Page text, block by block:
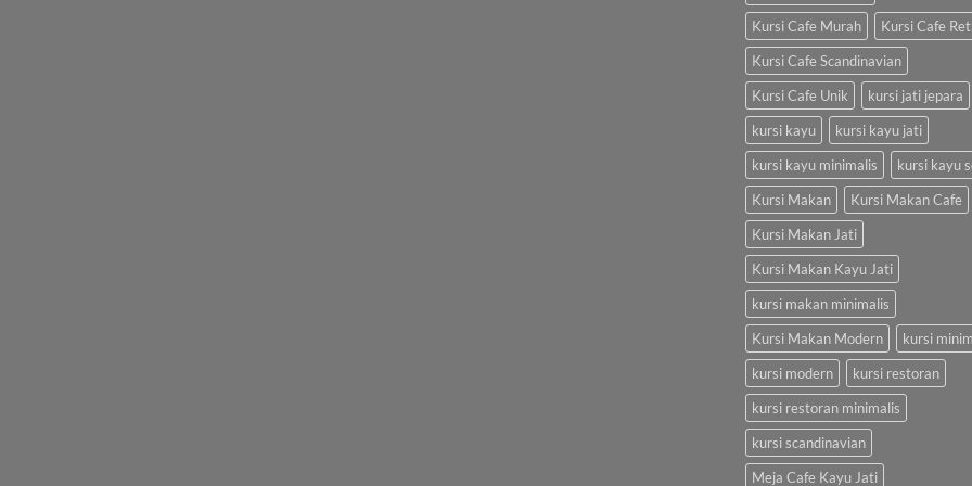
Kursi Cafe Murah
Kursi Cafe
Kursi Cafe Scandinavian
Kursi Cafe Unik
kursi jati jepara
kursi kayu
kursi kayu jati
kursi kayu minimalis
kursi kayu
Kursi Makan
Kursi Makan Cafe
Kursi Makan Jati
Kursi Makan Kayu Jati
kursi makan minimalis
Kursi Makan Modern
kursi
kursi modern
kursi restoran
kursi restoran minimalis
kursi scandinavian
Meja Cafe Kayu Jati